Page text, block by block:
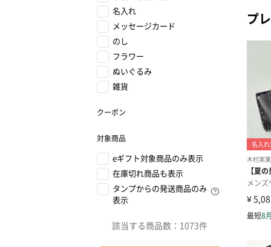
名入れ
メッセージカード
のし
フラワー
ぬいぐるみ
雑貨
クーポン
対象商品
eギフト対象商品のみ表示
在庫切れ商品も表示
タンプからの発送商品のみ
表示
該当する商品数： 1073件
プ